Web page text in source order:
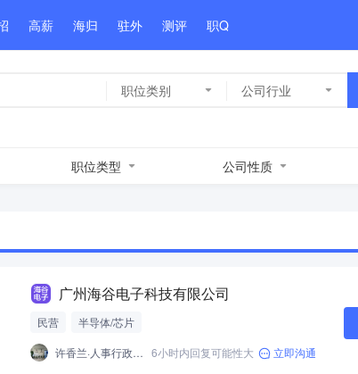
高薪 海归 驻外 测评 职Q
职位类别 公司行业
职位类型 公司性质
广州海谷电子科技有限公司
民营
半导体/芯片
许香兰·人事行政助理 6小时内回复可能性大 立即沟通